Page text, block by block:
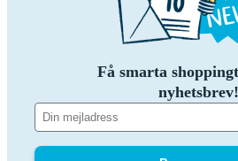
Få smarta
nyhetsbrev!